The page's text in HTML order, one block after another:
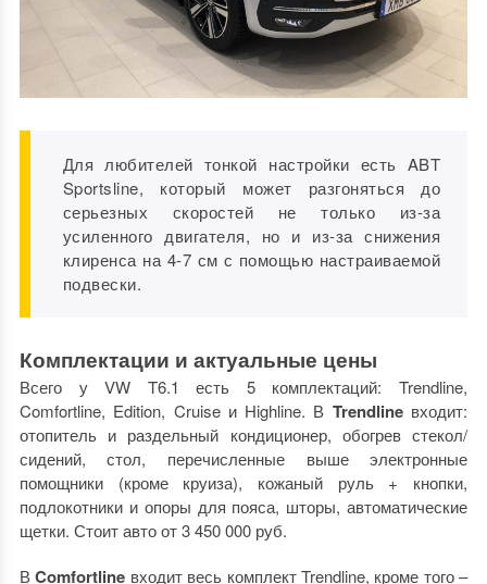
Для любителей тонкой настройки есть ABT
Sportsline, который может разгоняться до
серьезных скоростей не только из-за
усиленного двигателя, но и из-за снижения
клиренса на 4-7 см с помощью настраиваемой
подвески.
Комплектации и актуальные цены
Всего у VW T6.1 есть 5 комплектаций: Trendline,
Comfortline, Edition, Cruise и Highline. В Trendlineвходит:
отопитель и раздельный кондиционер, обогрев стекол/
сидений, стол, перечисленные выше электронные
помощники (кроме круиза), кожаный руль + кнопки,
подлокотники и опоры для пояса, шторы, автоматические
щетки. Стоит авто от 3 450 000 руб.
ВComfortline входит весь комплект Trendline, кроме того –